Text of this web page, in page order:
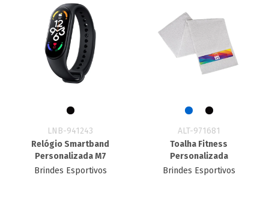
LNB-941243
Relógio Smartband
Personalizada M7
Brindes Esportivos
ALT-971681
Toalha Fitness
Personalizada
Brindes Esportivos